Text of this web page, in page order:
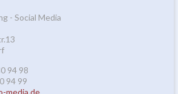
- Social Media
94 98
94 99
media.de